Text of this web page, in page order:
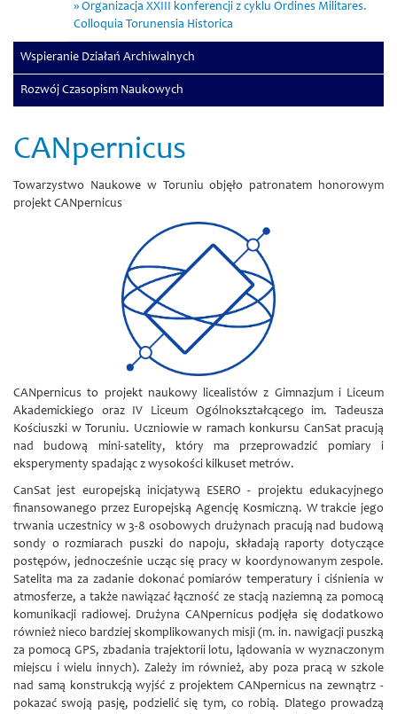
Organizacja XXIII konferencji z cyklu Ordines Militares.
Colloquia Torunensia Historica
Wspieranie Działań Archiwalnych
Rozwój Czasopism Naukowych
CANpernicus
Towarzystwo Naukowe w Toruniu objęło patronatem honorowym
projekt CANpernicus
CANpernicus to projekt naukowy licealistów z Gimnazjum i Liceum
Akademickiego oraz IV Liceum Ogólnokształcącego im. Tadeusza
Kościuszki w Toruniu. Uczniowie w ramach konkursu CanSat pracują
nad budową mini-satelity, który ma przeprowadzić pomiary i
eksperymenty spadając z wysokości kilkuset metrów.
CanSat jest europejską inicjatywą ESERO - projektu edukacyjnego
finansowanego przez Europejską Agencję Kosmiczną. W trakcie jego
trwania uczestnicy w 3-8 osobowych drużynach pracują nad budową
sondy o rozmiarach puszki do napoju, składają raporty dotyczące
postępów, jednocześnie ucząc się pracy w koordynowanym zespole.
Satelita ma za zadanie dokonać pomiarów temperatury i ciśnienia w
atmosferze, a także nawiązać łączność ze stacją naziemną za pomocą
komunikacji radiowej. Drużyna CANpernicus podjęła się dodatkowo
również nieco bardziej skomplikowanych misji (m. in. nawigacji puszką
za pomocą GPS, zbadania trajektorii lotu, lądowania w wyznaczonym
miejscu i wielu innych). Zależy im również, aby poza pracą w szkole
nad samą konstrukcją wyjść z projektem CANpernicus na zewnątrz -
pokazać swoją pasję, podzielić się tym, co robią. Dlatego prowadzą